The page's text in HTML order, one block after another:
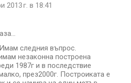
2013 г. в 18:41
следния въпрос.
незаконна построена
1987г и в последствие
през2000г. Построиката е